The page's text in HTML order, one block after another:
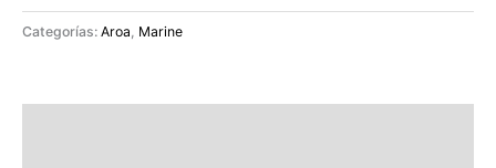
Categorías: Aroa Marine